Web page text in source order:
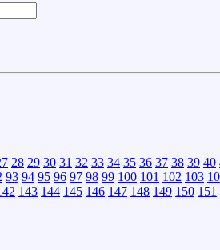
28 29 30 31 32 33 34 35 36 37 38 39 40
93 94 95 96 97 98 99 100 101 102 103
143 144 145 146 147 148 149 150 151